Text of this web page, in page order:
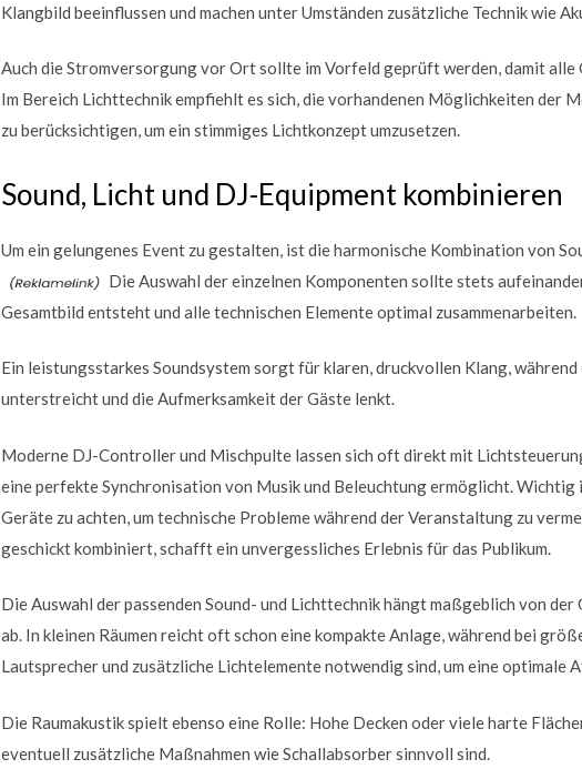
Klangbild beeinflussen und machen unter Umständen zusätzliche Technik wie
Auch die Stromversorgung vor Ort sollte im Vorfeld geprüft werden, damit alle
Im Bereich Lichttechnik empfiehlt es sich, die vorhandenen Möglichkeiten der
zu berücksichtigen, um ein stimmiges Lichtkonzept umzusetzen.
Sound, Licht und DJ-Equipment kombinieren
Um ein gelungenes Event zu gestalten, ist die harmonische Kombination von
Die Auswahl der einzelnen Komponenten sollte stets
Gesamtbild entsteht und alle technischen Elemente optimal zusammenarbeiten.
Ein leistungsstarkes Soundsystem sorgt für klaren, druckvollen Klang,
unterstreicht und die Aufmerksamkeit der Gäste lenkt.
Moderne DJ-Controller und Mischpulte lassen sich oft direkt mit
eine perfekte Synchronisation von Musik und Beleuchtung ermöglicht.
Geräte zu achten, um technische Probleme während der Veranstaltung zu
geschickt kombiniert, schafft ein unvergessliches Erlebnis für das Publikum.
Die Auswahl der passenden Sound- und Lichttechnik hängt maßgeblich von
ab. In kleinen Räumen reicht oft schon eine kompakte Anlage, während bei
Lautsprecher und zusätzliche Lichtelemente notwendig sind, um eine optimale
Die Raumakustik spielt ebenso eine Rolle: Hohe Decken oder viele harte
eventuell zusätzliche Maßnahmen wie Schallabsorber sinnvoll sind.